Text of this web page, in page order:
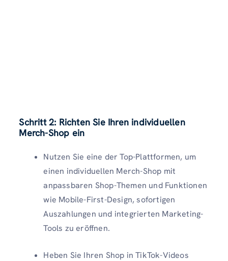
Schritt 2: Richten Sie Ihren individuellen
Merch-Shop ein
Nutzen Sie eine der Top-Plattformen, um
einen individuellen Merch-Shop mit
anpassbaren Shop-Themen und Funktionen
wie Mobile-First-Design, sofortigen
Auszahlungen und integrierten Marketing-
Tools zu eröffnen.
Heben Sie Ihren Shop in TikTok-Videos